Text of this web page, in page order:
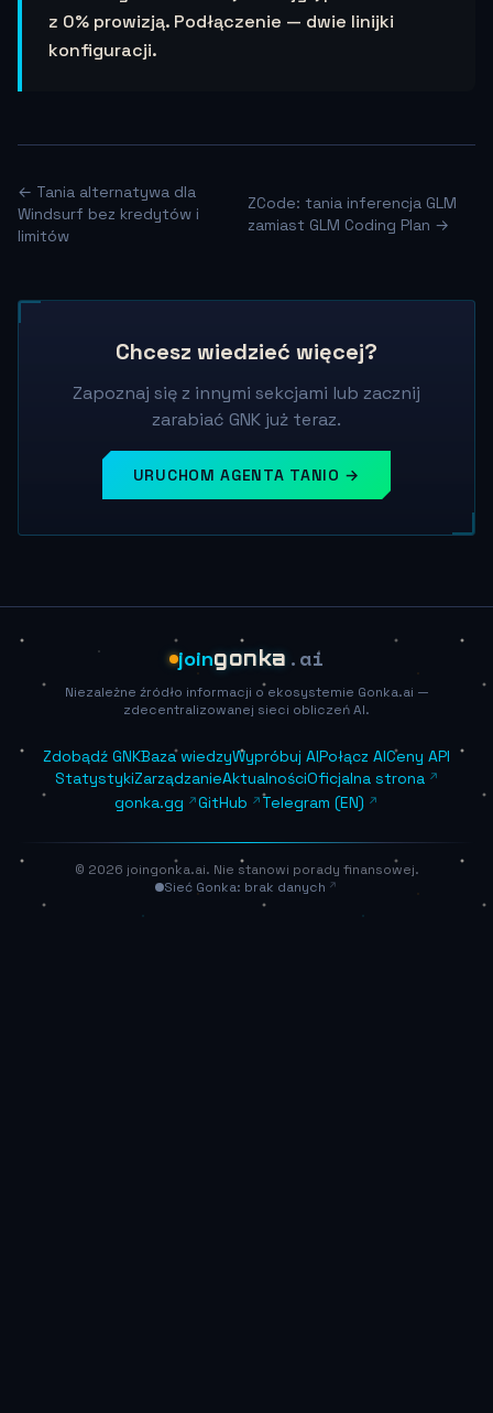
z 0% prowizją. Podłączenie — dwie linijki
konfiguracji.
← Tania alternatywa dla
Windsurf bez kredytów i
limitów
ZCode: tania inferencja GLM
zamiast GLM Coding Plan →
Chcesz wiedzieć więcej?
Zapoznaj się z innymi sekcjami lub zacznij
zarabiać GNK już teraz.
URUCHOM AGENTA TANIO →
joingonka .ai
Niezależne źródło informacji o ekosystemie Gonka.ai —
zdecentralizowanej sieci obliczeń AI.
Zdobądź GNKBaza wiedzyWypróbuj AIPołącz AICeny API
StatystykiZarządzanieAktualnościOficjalna strona
gonka.gg
GitHub Telegram (EN)
© 2026 joingonka.ai. Nie stanowi porady finansowej.
Sieć Gonka: brak danych